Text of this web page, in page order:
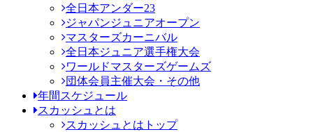
全日本アンダー23
ジャパンジュニアオープン
マスターズカーニバル
全日本ジュニア選手権大会
ワールドマスターズゲームズ
団体会員主催大会・その他
年間スケジュール
スカッシュとは
スカッシュとはトップ